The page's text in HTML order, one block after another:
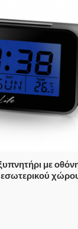
με